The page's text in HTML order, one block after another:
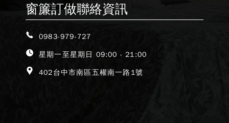
窗簾訂做聯絡資訊
0983-979-727
星期一至星期日 09:00 - 21:00
402台中市南區五權南一路1號